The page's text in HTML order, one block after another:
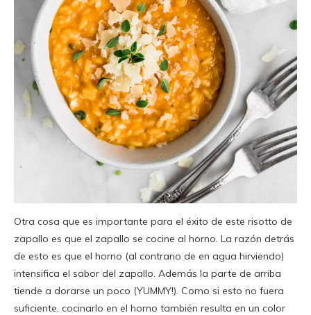
Otra cosa que es importante para el éxito de este risotto de
zapallo es que el zapallo se cocine al horno. La razón detrás
de esto es que el horno (al contrario de en agua hirviendo)
intensifica el sabor del zapallo. Además la parte de arriba
tiende a dorarse un poco (YUMMY!). Como si esto no fuera
suficiente, cocinarlo en el horno también resulta en un color